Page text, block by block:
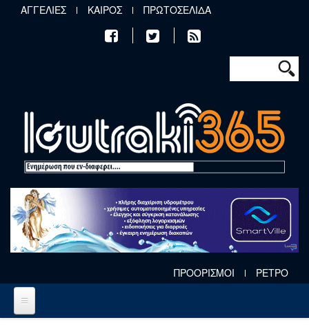
Παράκαμψη προς το κυρίως περιεχόμενο
ΑΓΓΕΛΙΕΣ ΚΑΙΡΟΣ ΠΡΩΤΟΣΕΛΙΔΑ
Φόρμα
Αναζήτηση
ΠΡΟΟΡΙΣΜΟΙ ΡΕΤΡΟ